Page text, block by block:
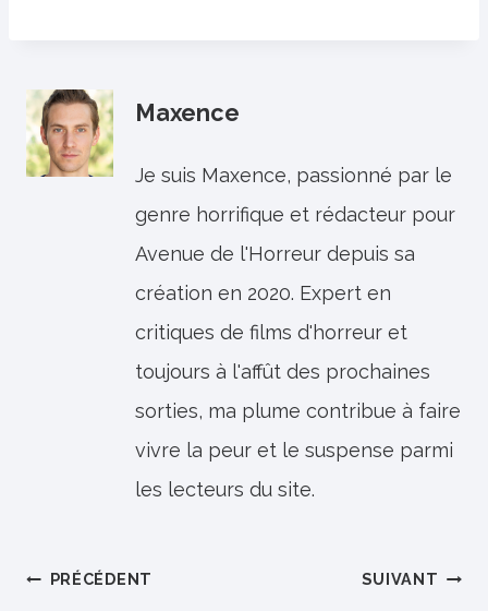
Maxence
Je suis Maxence, passionné par le
genre horrifique et rédacteur pour
Avenue de l'Horreur depuis sa
création en 2020. Expert en
critiques de films d'horreur et
toujours à l'affût des prochaines
sorties, ma plume contribue à faire
vivre la peur et le suspense parmi
les lecteurs du site.
Navigation
PRÉCÉDENT SUIVANT